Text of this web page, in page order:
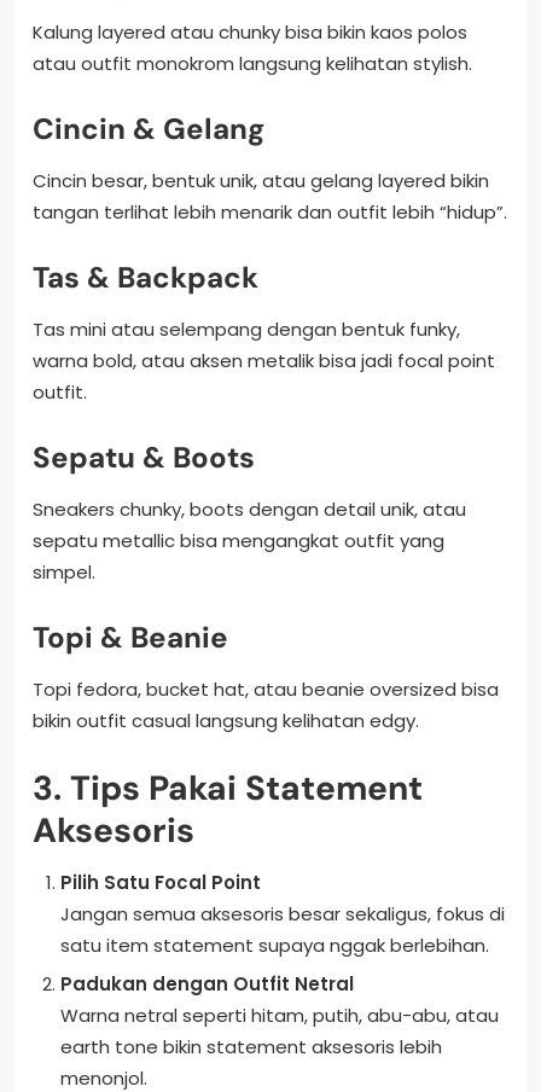
Kalung layered atau chunky bisa bikin kaos polos
atau outfit monokrom langsung kelihatan stylish.
Cincin & Gelang
Cincin besar, bentuk unik, atau gelang layered bikin
tangan terlihat lebih menarik dan outfit lebih “hidup”.
Tas & Backpack
Tas mini atau selempang dengan bentuk funky,
warna bold, atau aksen metalik bisa jadi focal point
outfit.
Sepatu & Boots
Sneakers chunky, boots dengan detail unik, atau
sepatu metallic bisa mengangkat outfit yang
simpel.
Topi & Beanie
Topi fedora, bucket hat, atau beanie oversized bisa
bikin outfit casual langsung kelihatan edgy.
3. Tips Pakai Statement
Aksesoris
Pilih Satu Focal Point
Jangan semua aksesoris besar sekaligus, fokus di
satu item statement supaya nggak berlebihan.
Padukan dengan Outfit Netral
Warna netral seperti hitam, putih, abu-abu, atau
earth tone bikin statement aksesoris lebih
menonjol.